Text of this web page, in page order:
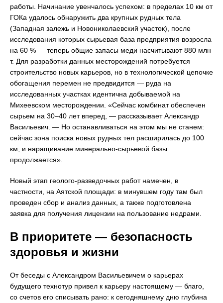
работы. Начинание увенчалось успехом: в пределах 10 км от
ГОКа удалось обнаружить два крупных рудных тела
(Западная залежь и Новониколаевский участок), после
исследования которых сырьевая база предприятия возросла
на 60 % — теперь общие запасы меди насчитывают 880 млн
т. Для разработки данных месторождений потребуется
строительство новых карьеров, но в технологической цепочке
обогащения перемен не предвидится — руда на
исследованных участках идентична добываемой на
Михеевском месторождении. «Сейчас комбинат обеспечен
сырьем на 30–40 лет вперед, — рассказывает Александр
Васильевич. — Но останавливаться на этом мы не станем:
сейчас зона поиска новых рудных тел расширилась до 100
км, и наращивание минерально-сырьевой базы
продолжается».
Новый этап геолого-разведочных работ намечен, в
частности, на Аятской площади: в минувшем году там был
проведен сбор и анализ данных, а также подготовлена
заявка для получения лицензии на пользование недрами.
В приоритете — безопасность
здоровья и жизни
От беседы с Александром Васильевичем о карьерах
будущего технотур привел к карьеру настоящему — благо,
со счетов его списывать рано: к сегодняшнему дню глубина